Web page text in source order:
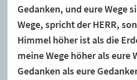
Gedanken, und eure Wege
Wege, spricht der HERR,
Himmel höher ist als die
meine Wege höher als eure
Gedanken als eure